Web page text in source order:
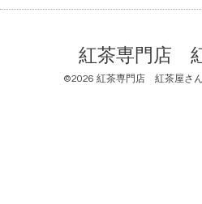
紅茶専門店
©2026 紅茶専門店 紅茶屋さん